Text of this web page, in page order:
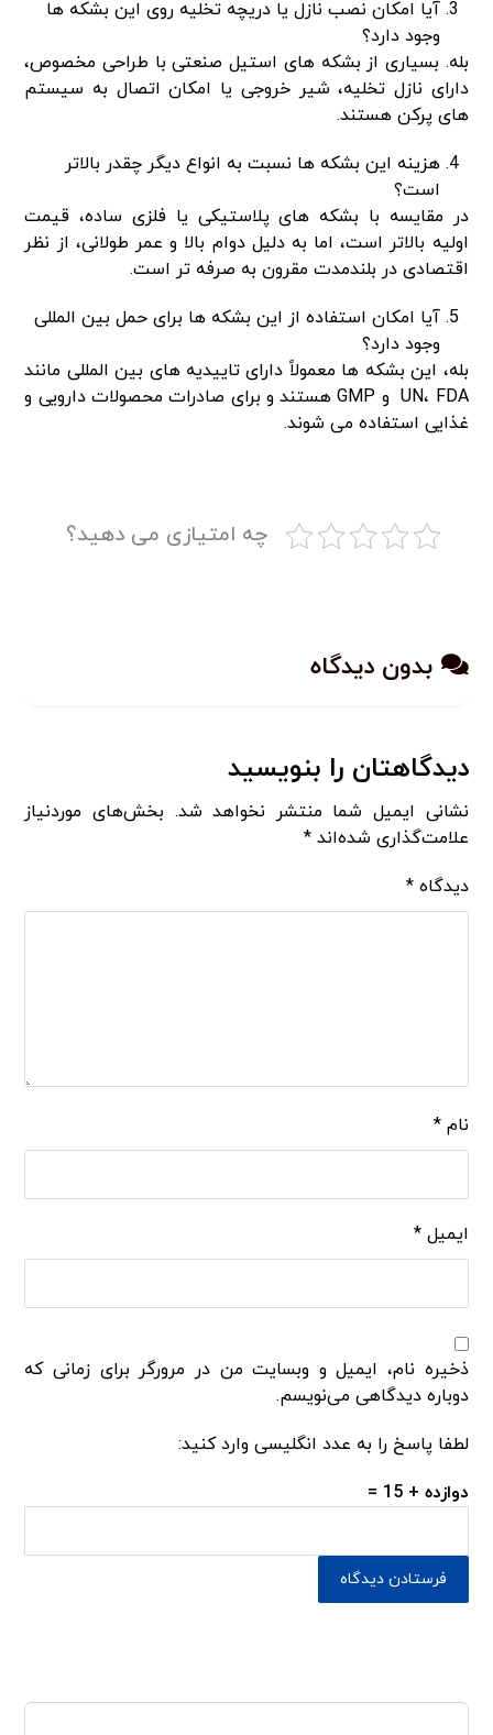
آیا امکان نصب نازل یا دریچه تخلیه روی این بشکه ها
وجود دارد؟
بله. بسیاری از بشکه های استیل صنعتی با طراحی مخصوص،
دارای نازل تخلیه، شیر خروجی یا امکان اتصال به سیستم
های پرکن هستند.
هزینه این بشکه ها نسبت به انواع دیگر چقدر بالاتر
است؟
در مقایسه با بشکه های پلاستیکی یا فلزی ساده، قیمت
اولیه بالاتر است، اما به دلیل دوام بالا و عمر طولانی، از نظر
اقتصادی در بلندمدت مقرون به صرفه تر است.
آیا امکان استفاده از این بشکه ها برای حمل بین المللی
وجود دارد؟
بله، این بشکه ها معمولاً دارای تاییدیه های بین المللی مانند
UN، FDA و GMP هستند و برای صادرات محصولات دارویی و
غذایی استفاده می شوند.
چه امتیازی می دهید؟
بدون دیدگاه
دیدگاهتان را بنویسید
نشانی ایمیل شما منتشر نخواهد شد. بخش‌های موردنیاز
علامت‌گذاری شده‌اند*
دیدگاه*
نام*
ایمیل*
ذخیره نام، ایمیل و وبسایت من در مرورگر برای زمانی که
دوباره دیدگاهی می‌نویسم.
لطفا پاسخ را به عدد انگلیسی وارد کنید:
دوازده + 15 =